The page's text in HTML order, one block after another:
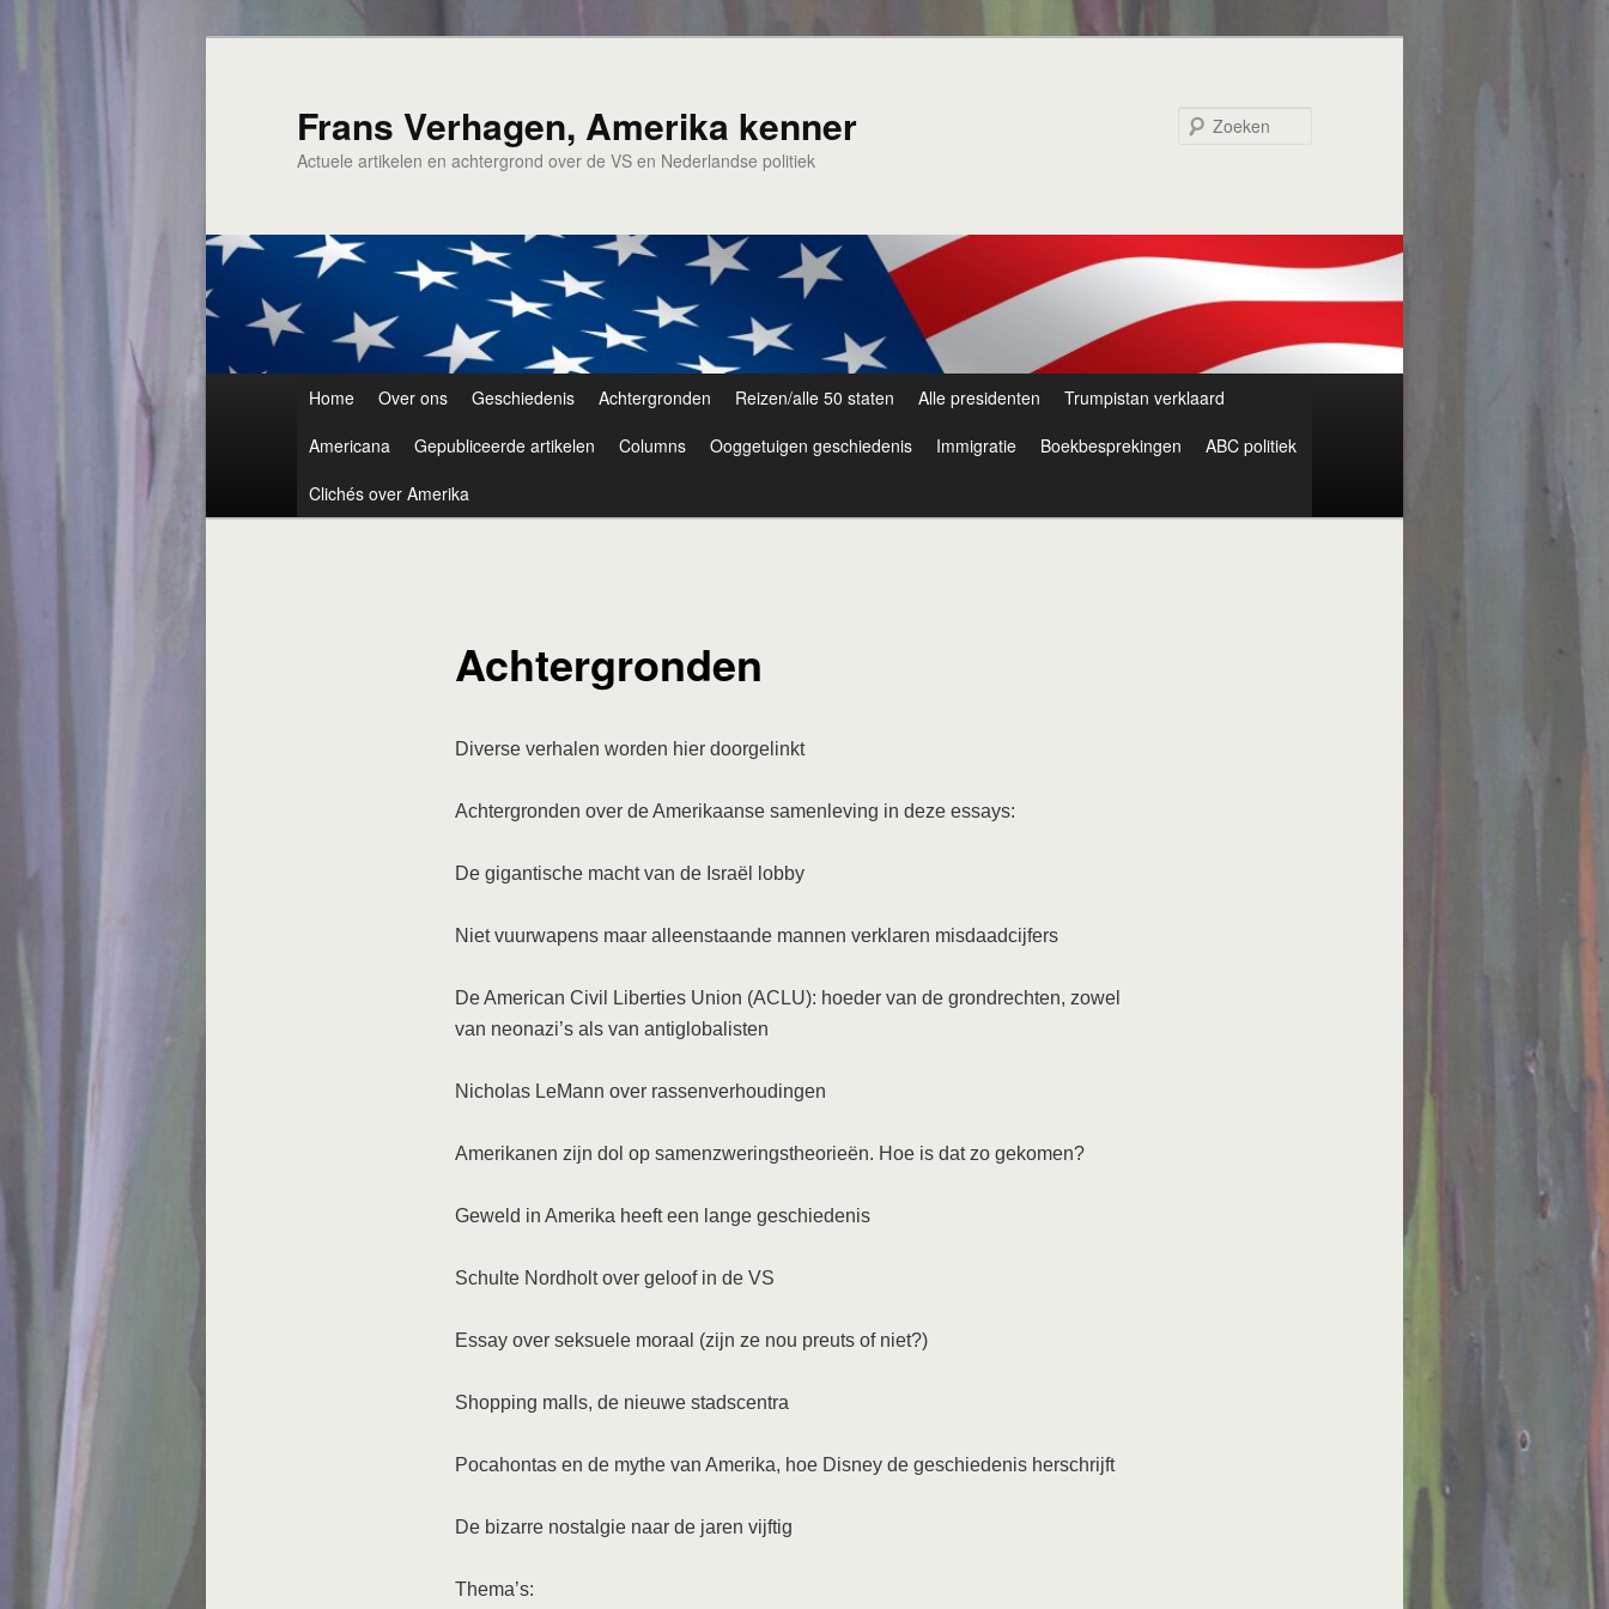
Frans Verhagen, Amerika kenner
Actuele artikelen en achtergrond over de VS en Nederlandse politiek
Home Over ons Geschiedenis Achtergronden Reizen/alle 50 staten Alle presidenten
Trumpistan verklaard
Americana
Gepubliceerde artikelen Columns Ooggetuigen geschiedenis Immigratie Boekbesprekingen
ABC politiek
Clichés over Amerika
Achtergronden
Diverse verhalen worden hier doorgelinkt
Achtergronden over de Amerikaanse samenleving in deze essays:
De gigantische macht van de Israël lobby
Niet vuurwapens maar alleenstaande mannen verklaren misdaadcijfers
De American Civil Liberties Union (ACLU): hoeder van de grondrechten, zowel
van neonazi’s als van antiglobalisten
Nicholas LeMann over rassenverhoudingen
Amerikanen zijn dol op samenzweringstheorieën. Hoe is dat zo gekomen?
Geweld in Amerika heeft een lange geschiedenis
Schulte Nordholt over geloof in de VS
Essay over seksuele moraal (zijn ze nou preuts of niet?)
Shopping malls, de nieuwe stadscentra
Pocahontas en de mythe van Amerika, hoe Disney de geschiedenis herschrijft
De bizarre nostalgie naar de jaren vijftig
Thema’s: